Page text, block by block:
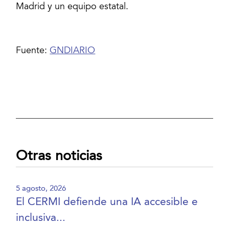
Madrid y un equipo estatal.
Fuente: GNDIARIO
Otras noticias
5 agosto, 2026
El CERMI defiende una IA accesible e
inclusiva...